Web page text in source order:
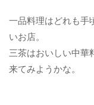
一品料理はどれも手
いお店。
三茶はおいしい中華
来てみようかな。